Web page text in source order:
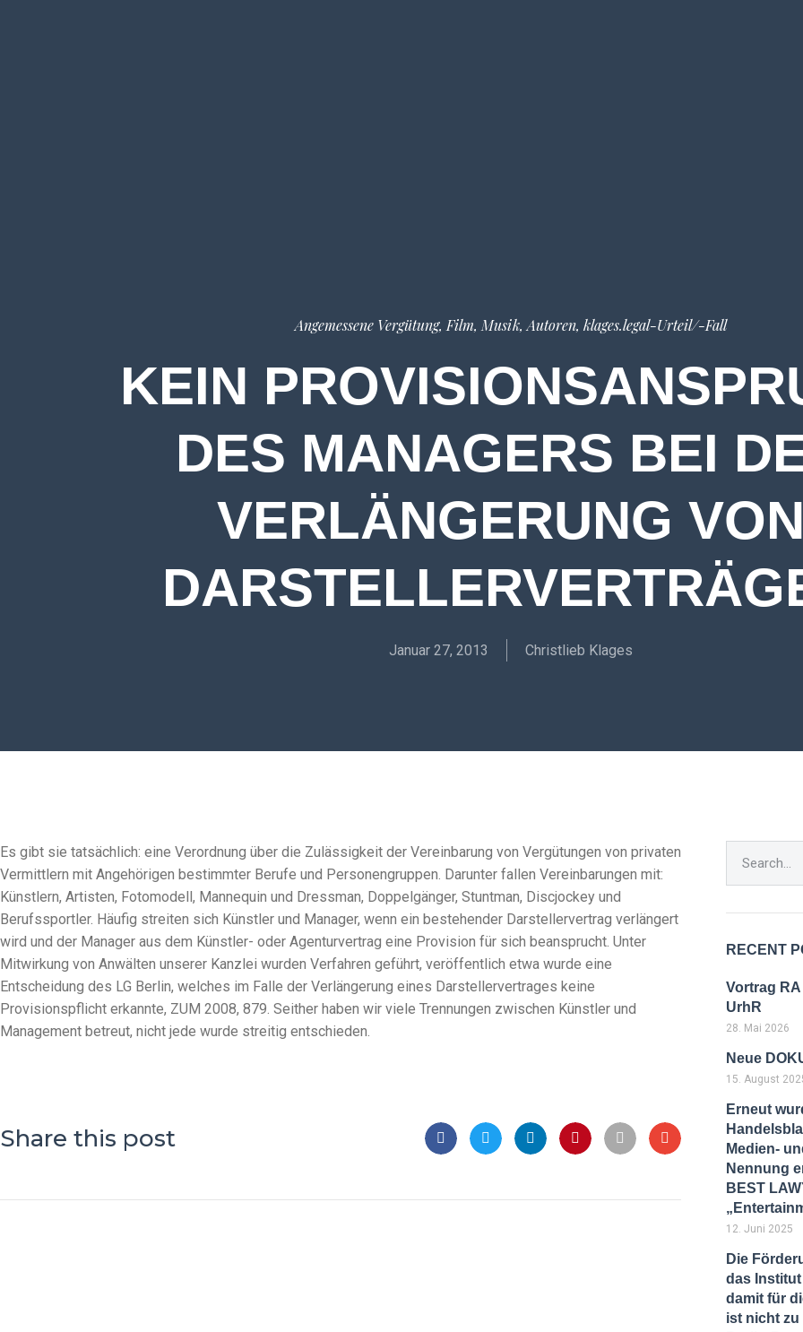
Angemessene Vergütung, Film, Musik, Autoren, klages.legal-Urteil/-Fall
KEIN
DES MANAGERS BEI
VERLÄNGERUNG
Januar 27, 2013 Christlieb Klages
Es gibt sie tatsächlich: eine Verordnung über die Zulässigkeit der Vereinbarung von Vergütungen von privaten
Vermittlern mit Angehörigen bestimmter Berufe und Personengruppen. Darunter fallen Vereinbarungen mit:
Künstlern, Artisten, Fotomodell, Mannequin und Dressman, Doppelgänger, Stuntman, Discjockey und
Berufssportler. Häufig streiten sich Künstler und Manager, wenn ein bestehender Darstellervertrag verlängert
wird und der Manager aus dem Künstler- oder Agenturvertrag eine Provision für sich beansprucht. Unter
Mitwirkung von Anwälten unserer Kanzlei wurden Verfahren geführt, veröffentlich etwa wurde eine
Entscheidung des LG Berlin, welches im Falle der Verlängerung eines Darstellervertrages keine
Provisionspflicht erkannte, ZUM 2008, 879. Seither haben wir viele Trennungen zwischen Künstler und
Management betreut, nicht jede wurde streitig entschieden.
Share this post
RECENT
Vortrag
UrhR
28. Mai 2026
Neue
15. August
Erneut
Medien-
Nennung
BEST
12. Juni 2025
Die
das
damit für
ist nicht zu